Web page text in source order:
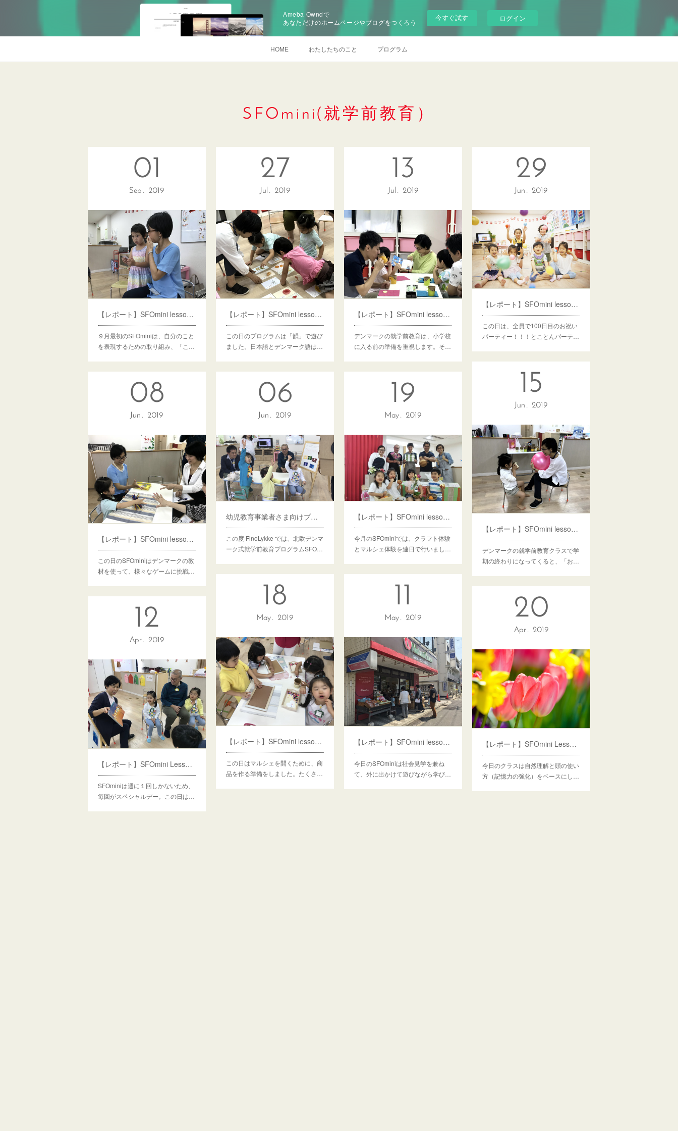
Ameba Owndで
あなただけのホームページやブログをつくろう
今すぐ試す ログイン
HOME わたしたちのこと プログラム
SFOmini(就学前教育）
01
Sep 2019
【レポート】SFOmini lesson12 /13 ここにいるよ
９月最初のSFOminiは、自分のこと
を表現するための取り組み、「こ…
27
Jul 2019
【レポート】SFOmini lesson11 韻で遊ぶ
この日のプログラムは「韻」で遊び
ました。日本語とデンマーク語は…
13
Jul 2019
【レポート】SFOmini lesson10 聞くことができる
デンマークの就学前教育は、小学校
に入る前の準備を重視します。そ…
29
Jun 2019
【レポート】SFOmini lesson９ 100day Party
この日は、全員で100日目のお祝い
パーティー！！！とことんパーテ…
15
Jun 2019
【レポート】SFOmini lesson８ おもちゃの日
デンマークの就学前教育クラスで学
期の終わりになってくると、「お…
08
Jun 2019
【レポート】SFOmini lesson７ ゲームで頭と身体を動かそう
この日のSFOminiはデンマークの教
材を使って、様々なゲームに挑戦…
06
Jun 2019
幼児教育事業者さま向けプログラム導入モニター説明会実施のお知らせ
この度 FinoLykke では、北欧デンマ
ーク式就学前教育プログラムSFO…
19
May 2019
【レポート】SFOmini lesson6 マルシェOPEN
今月のSFOminiでは、クラフト体験
とマルシェ体験を連日で行いまし…
18
May 2019
【レポート】SFOmini lesson５ マルシェ準備
この日はマルシェを開くために、商
品を作る準備をしました。たくさ…
11
May 2019
【レポート】SFOmini lesson4 マルシェ
今日のSFOminiは社会見学を兼ね
て、外に出かけて遊びながら学び…
20
Apr 2019
【レポート】SFOmini Lesson３ 自然理解
今日のクラスは自然理解と頭の使い
方（記憶力の強化）をベースにし…
12
Apr 2019
【レポート】SFOmini Lesson２ 感情
SFOminiは週に１回しかないため、
毎回がスペシャルデー。この日は…